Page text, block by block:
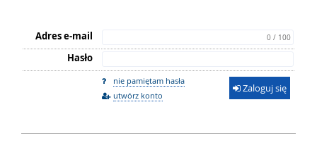
Adres e-mail 0 / 100
Hasło
nie pamiętam hasła
utwórz konto
Zaloguj się